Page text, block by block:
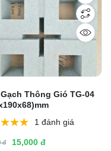
Thông Gió TG-04
1 đánh giá
đ 15,000 đ